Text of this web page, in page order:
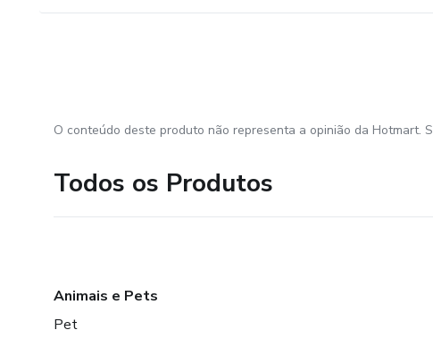
Aplicativos financeiros
Caderno de controle
O conteúdo deste produto não representa a opinião da Hotmart.
Todos os Produtos
Animais e Pets
Pet